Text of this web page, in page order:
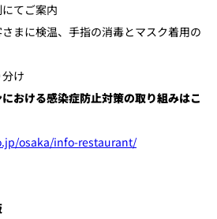
てご案内
まに検温、手指の消毒とマスク着用の
け
おける感染症防止対策の取り組みはこ
osaka/info-restaurant/